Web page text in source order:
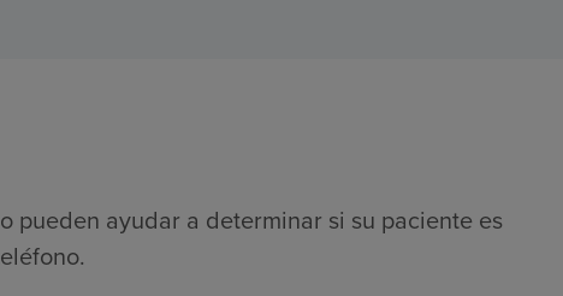
pueden ayudar a determinar si su paciente es